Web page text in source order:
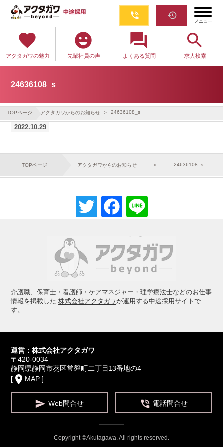
phone_in_talk restore
メニュー
favorite
アクタガワの魅力
emoji_emotions
先輩社員の声
question_answer
よくある質問
search
求人検索
24636108_s
TOPページ アクタガワからのお知らせ 24636108_s
2022.10.29
TOPページ アクタガワからのお知らせ 24636108_s
TwitterFacebook
介護職、保育士・看護師・ケアマネジャー・理学療法士などのお仕事
情報を掲載した株式会社アクタガワが運用する中途採用サイトで
す。
運営：株式会社アクタガワ
〒420-0034
静岡県静岡市葵区常磐町二丁目13番地の4
[ place MAP ]
 Web問合せ  電話問合せ
Copyright ©Akutagawa. All rights reserved.